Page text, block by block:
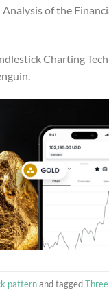
Analysis of the
Charting
patternand tagged